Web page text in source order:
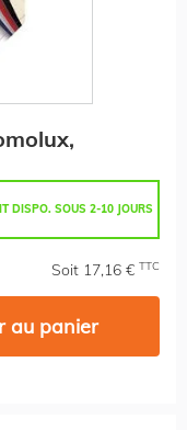
DISPO. SOUS 2-10 JOURS
Soit 17,16 € TTC
au panier